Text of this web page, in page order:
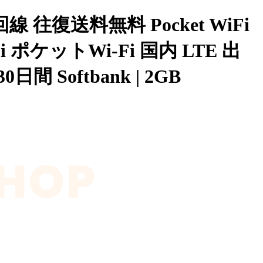
往復送料無料 Pocket WiFi
ケットWi-Fi 国内 LTE 出
日間 Softbank | 2GB